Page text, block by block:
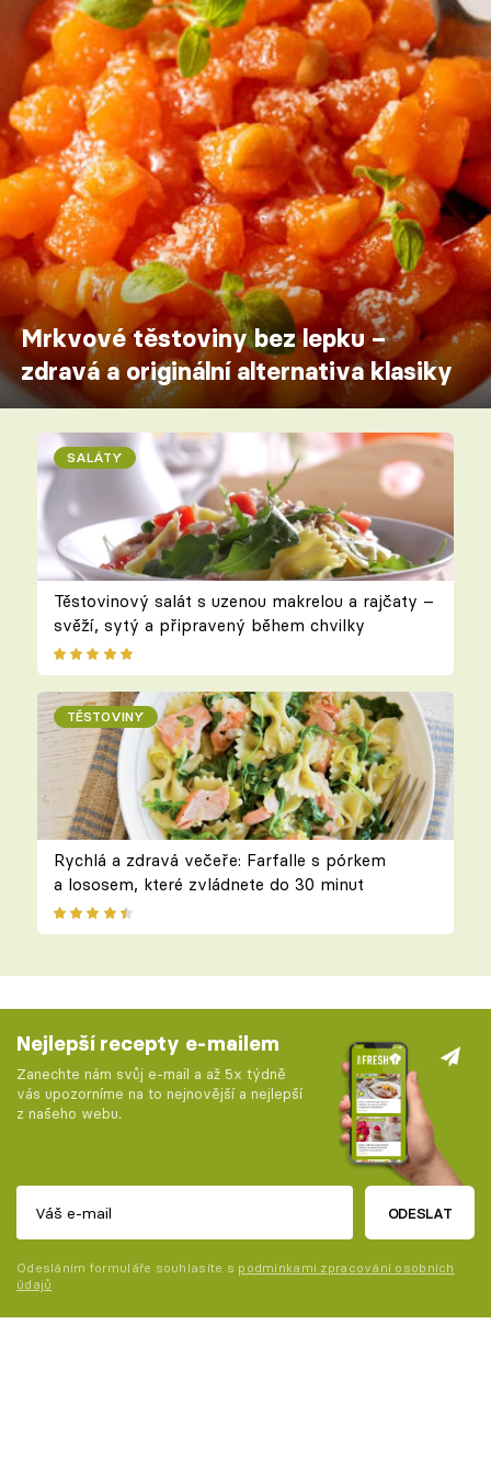
Mrkvové těstoviny bez lepku –
zdravá a originální alternativa klasiky
SALÁTY
Těstovinový salát s uzenou makrelou a rajčaty –
svěží, sytý a připravený během chvilky
TĚSTOVINY
Rychlá a zdravá večeře: Farfalle s pórkem
a lososem, které zvládnete do 30 minut
Nejlepší recepty e-mailem
Zanechte nám svůj e-mail a až 5x týdně
vás upozorníme na to nejnovější a nejlepší
z našeho webu.
ODESLAT
Odesláním formuláře souhlasíte s podmínkami zpracování osobních
údajů